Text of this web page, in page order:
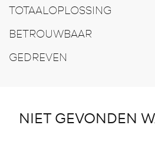
TOTAALOPLOSSING
BETROUWBAAR
GEDREVEN
NIET GEVONDEN